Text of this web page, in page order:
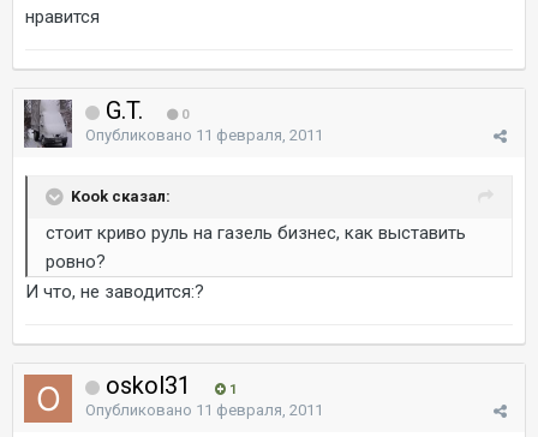
нравится
G.T. 0
Опубликовано 11 февраля, 2011
Kook сказал:
стоит криво руль на газель бизнес, как выставить
ровно?
И что, не заводится:?
oskol31 1
Опубликовано 11 февраля, 2011